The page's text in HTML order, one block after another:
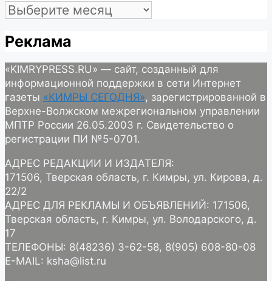
Архив
Реклама
«KIMRYPRESS.RU» — сайт, созданный для
информационной поддержки в сети Интернет
газеты «КИМРЫ СЕГОДНЯ», зарегистрированной в
Верхне-Волжском межрегиональном управлении
МПТР России 26.05.2003 г. Свидетельство о
регистрации ПИ №5-0701.
АДРЕС РЕДАКЦИИ И ИЗДАТЕЛЯ:
171506, Тверская область, г. Кимры, ул. Кирова, д.
22/2
АДРЕС ДЛЯ РЕКЛАМЫ И ОБЪЯВЛЕНИЙ: 171506,
Тверская область, г. Кимры, ул. Володарского, д.
17
ТЕЛЕФОНЫ: 8(48236) 3-62-58, 8(905) 608-80-08
E-MAIL: ksha@list.ru